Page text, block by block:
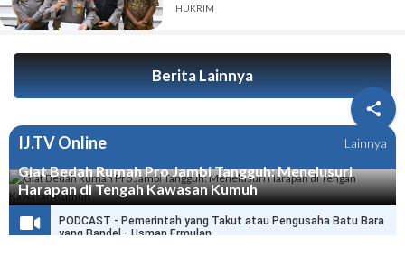

HUKRIM
Berita Lainnya
IJ.TV Online Lainnya
Giat Bedah Rumah Pro Jambi Tangguh: Menelusuri
Harapan di Tengah Kawasan Kumuh
PODCAST - Pemerintah yang Takut atau Pengusaha Batu Bara
yang Bandel - Usman Ermulan